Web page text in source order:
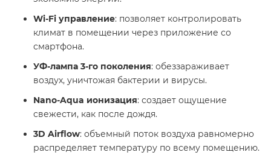
Wi-Fi управление: позволяет контролировать
климат в помещении через приложение со
смартфона.
УФ-лампа 3-го поколения: обеззараживает
воздух, уничтожая бактерии и вирусы.
Nano-Aqua ионизация: создает ощущение
свежести, как после дождя.
3D Airflow: объемный поток воздуха равномерно
распределяет температуру по всему помещению.